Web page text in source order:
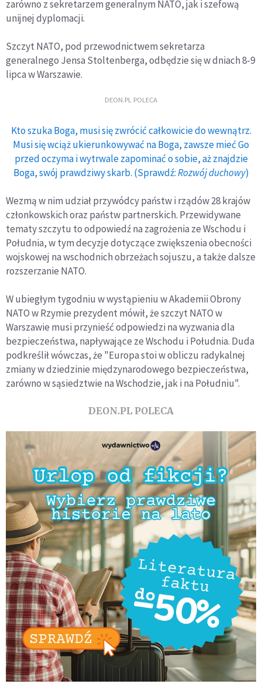
zarówno z sekretarzem generalnym NATO, jak i szefową
unijnej dyplomacji.
Szczyt NATO, pod przewodnictwem sekretarza
generalnego Jensa Stoltenberga, odbędzie się w dniach 8-9
lipca w Warszawie.
DEON.PL POLECA
Kto szuka Boga, musi się zwrócić całkowicie do wewnątrz.
Musi się wciąż ukierunkowywać na Boga, zawsze mieć Go
przed oczyma i wytrwale zapominać o sobie, aż znajdzie
Boga, swój prawdziwy skarb. (Sprawdź:Rozwój duchowy)
Wezmą w nim udział przywódcy państw i rządów 28 krajów
członkowskich oraz państw partnerskich. Przewidywane
tematy szczytu to odpowiedź na zagrożenia ze Wschodu i
Południa, w tym decyzje dotyczące zwiększenia obecności
wojskowej na wschodnich obrzeżach sojuszu, a także dalsze
rozszerzanie NATO.
W ubiegłym tygodniu w wystąpieniu w Akademii Obrony
NATO w Rzymie prezydent mówił, że szczyt NATO w
Warszawie musi przynieść odpowiedzi na wyzwania dla
bezpieczeństwa, napływające ze Wschodu i Południa. Duda
podkreślił wówczas, że "Europa stoi w obliczu radykalnej
zmiany w dziedzinie międzynarodowego bezpieczeństwa,
zarówno w sąsiedztwie na Wschodzie, jak i na Południu".
DEON.PL POLECA